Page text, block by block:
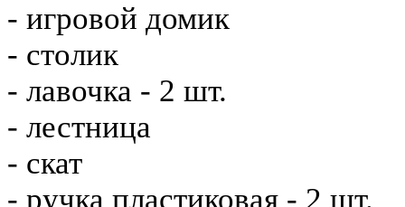
- игровой домик
- столик
- лавочка - 2 шт.
- лестница
- скат
- ручка пластиковая - 2 шт.